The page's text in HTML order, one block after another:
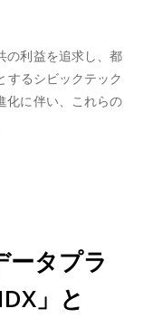
の利益を追求し、都
するシビックテック
化に伴い、これらの
ータプラ
」と